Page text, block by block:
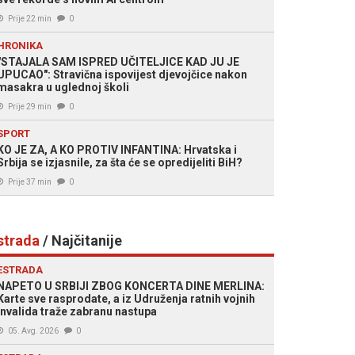
Prije 22 min 0
SAM ISPRED UČITELJICE KAD JU JE
Stravična ispovijest djevojčice nakon
u uglednoj školi
Prije 29 min 0
JE ZA, A KO PROTIV INFANTINA: Hrvatska i
se izjasnile, za šta će se opredijeliti BiH?
Prije 37 min 0
/ Najčitanije
U SRBIJI ZBOG KONCERTA DINE MERLINA:
sve rasprodate, a iz Udruženja ratnih vojnih
traže zabranu nastupa
05. Avg. 2026 0